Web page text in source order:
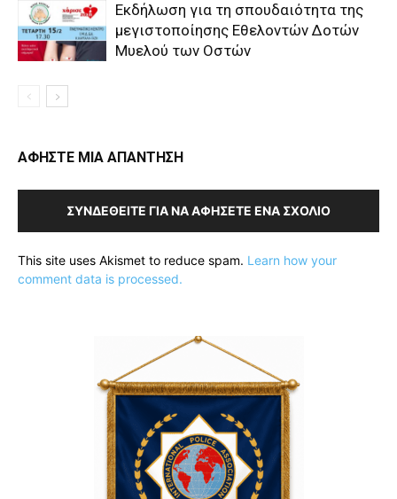
Εκδήλωση για τη σπουδαιότητα της
μεγιστοποίησης Εθελοντών Δοτών
Μυελού των Οστών
ΑΦΗΣΤΕ ΜΙΑ ΑΠΑΝΤΗΣΗ
ΣΥΝΔΕΘΕΊΤΕ ΓΙΑ ΝΑ ΑΦΉΣΕΤΕ ΈΝΑ ΣΧΌΛΙΟ
This site uses Akismet to reduce spam. Learn how your
comment data is processed.